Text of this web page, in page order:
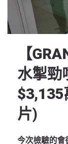
【
水掣勁
$3,135
片)
今次檢驗的